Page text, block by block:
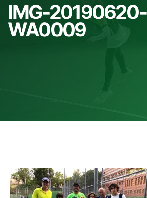
IMG-20190620-
WA0009